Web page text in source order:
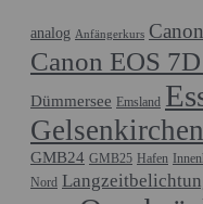
analog Anfängerkurs Canon
Canon EOS
Dümmersee Emsland
Gelsenkirchen
GMB24 GMB25 Hafen
Nord